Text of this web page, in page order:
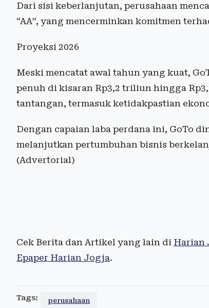
Dari sisi keberlanjutan, perusahaan
“AA”, yang mencerminkan komitmen
Proyeksi 2026
Meski mencatat awal tahun yang kuat,
penuh di kisaran Rp3,2 triliun hingga
tantangan, termasuk ketidakpastian
Dengan capaian laba perdana ini, GoTo
melanjutkan pertumbuhan bisnis
(Advertorial)
Cek Berita dan Artikel yang lain di Harian
Epaper Harian Jogja.
Tags: perusahaan